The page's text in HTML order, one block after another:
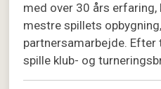
med over 30 års
mestre spillets
partnersamarbejde. Efter
spille klub- og